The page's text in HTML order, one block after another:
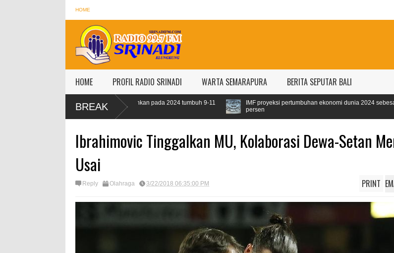
HOME
HOME PROFIL RADIO SRINADI WARTA SEMARAPURA BERITA SEPUTAR BALI
BREAK
targetkan kredit perbankan pada 2024 tumbuh 9-11
IMF proyeksi pertumbuhan ekonomi dunia 2024 sebesar 3,1
Ibrahimovic Tinggalkan MU, Kolaborasi Dewa-Setan
Usai
Reply Olahraga 3/22/2018 06:35:00 PM PRINT